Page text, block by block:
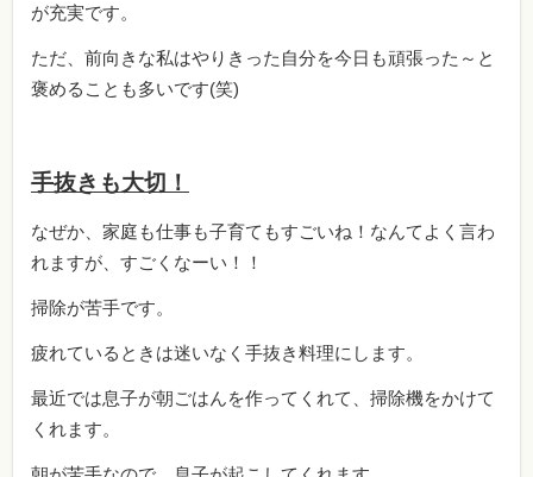
が充実です。
ただ、前向きな私はやりきった自分を今日も頑張った～と
褒めることも多いです(笑)
手抜きも大切！
なぜか、家庭も仕事も子育てもすごいね！なんてよく言わ
れますが、すごくなーい！！
掃除が苦手です。
疲れているときは迷いなく手抜き料理にします。
最近では息子が朝ごはんを作ってくれて、掃除機をかけて
くれます。